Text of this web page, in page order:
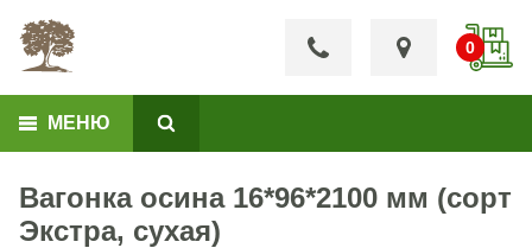
МЕНЮ
Вагонка осина 16*96*2100 мм (сорт
Экстра, сухая)